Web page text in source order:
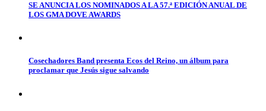
SE ANUNCIA LOS NOMINADOS A LA 57.ª EDICIÓN ANUAL DE
LOS GMA DOVE AWARDS
Cosechadores Band presenta Ecos del Reino, un álbum para
proclamar que Jesús sigue salvando